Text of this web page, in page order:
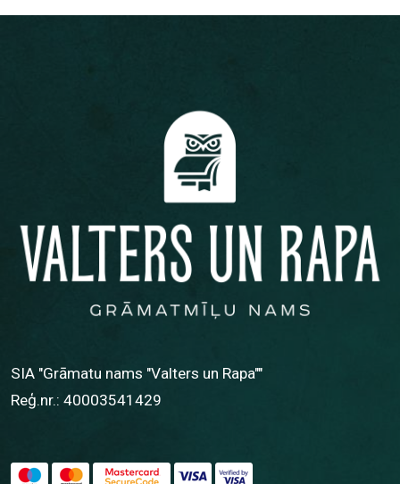
SIA "Grāmatu nams "Valters un Rapa""
Reģ.nr.: 40003541429